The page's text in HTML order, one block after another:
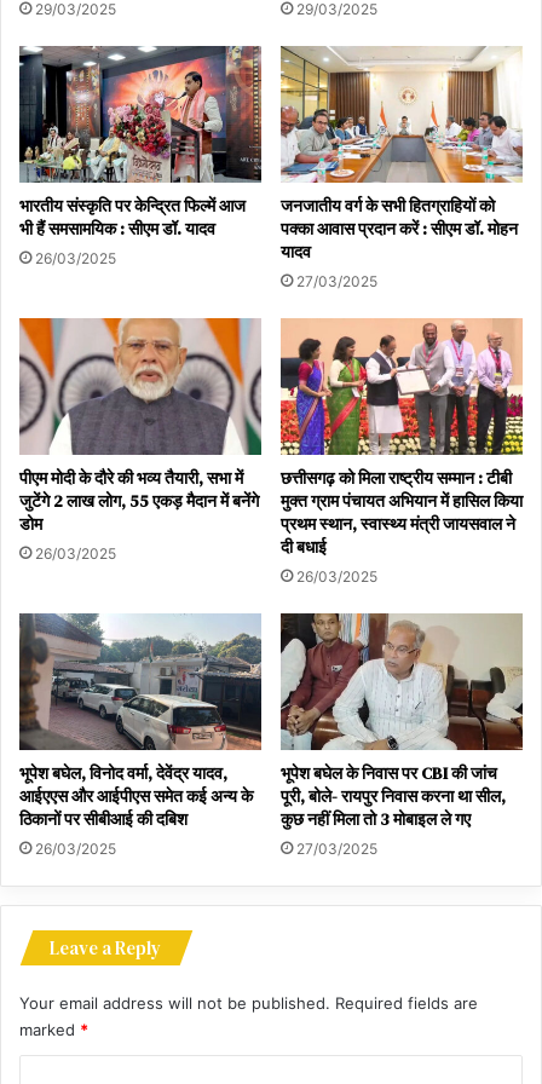
29/03/2025 29/03/2025
भारतीय संस्कृति पर केन्द्रित फिल्में आज
भी हैं समसामयिक : सीएम डॉ. यादव
26/03/2025
जनजातीय वर्ग के सभी हितग्राहियों को
पक्का आवास प्रदान करें : सीएम डॉ. मोहन
यादव
27/03/2025
पीएम मोदी के दौरे की भव्य तैयारी, सभा में
जुटेंगे 2 लाख लोग, 55 एकड़ मैदान में बनेंगे
डोम
26/03/2025
छत्तीसगढ़ को मिला राष्ट्रीय सम्मान : टीबी
मुक्त ग्राम पंचायत अभियान में हासिल किया
प्रथम स्थान, स्वास्थ्य मंत्री जायसवाल ने
दी बधाई
26/03/2025
भूपेश बघेल, विनोद वर्मा, देवेंद्र यादव,
आईएएस और आईपीएस समेत कई अन्य के
ठिकानों पर सीबीआई की दबिश
26/03/2025
भूपेश बघेल के निवास पर CBI की जांच
पूरी, बोले- रायपुर निवास करना था सील,
कुछ नहीं मिला तो 3 मोबाइल ले गए
27/03/2025
Leave a Reply
Your email address will not be published. Required fields are
marked *